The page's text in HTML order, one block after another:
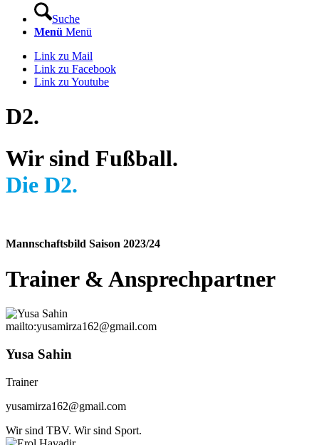
Suche
Menü Menü
Link zu Mail
Link zu Facebook
Link zu Youtube
D2.
Wir sind Fußball.
Die D2.
Mannschaftsbild Saison 2023/24
Trainer & Ansprechpartner
mailto:yusamirza162@gmail.com
Yusa Sahin
Trainer
yusamirza162@gmail.com
Wir sind TBV. Wir sind Sport.